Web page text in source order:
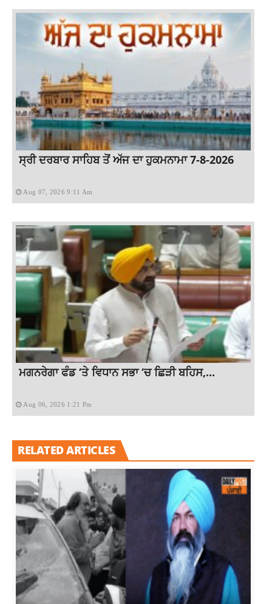
ਸ੍ਰੀ ਦਰਬਾਰ ਸਾਹਿਬ ਤੋਂ ਅੱਜ ਦਾ ਹੁਕਮਨਾਮਾ 7-8-2026
Aug 07, 2026 9:11 Am
ਮਗਨਰੇਗਾ ਫੰਡ ‘ਤੇ ਵਿਧਾਨ ਸਭਾ ‘ਚ ਛਿੜੀ ਬਹਿਸ,...
Aug 06, 2026 1:21 Pm
RELATED ARTICLES